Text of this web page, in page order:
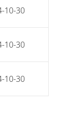
10-30
10-30
10-30